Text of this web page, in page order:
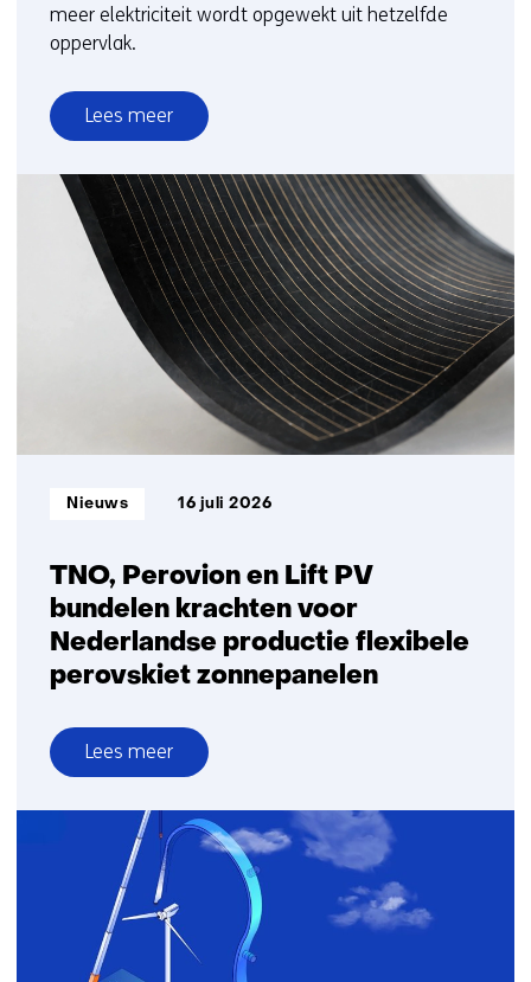
meer elektriciteit wordt opgewekt uit hetzelfde
oppervlak.
Lees meer
over
Nieuwe
bifaciale
zonnetechnologie
levert
meer
elektriciteit
vierkante
TNO, Perovion en Lift PV
bundelen krachten voor
Nederlandse productie flexibele
perovskiet zonnepanelen
Informatietype:
Nieuws 16 juli 2026
Lees meer
over
TNO,
Perovion
bundelen
krachten